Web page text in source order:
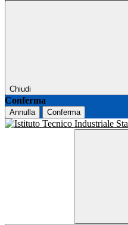
Chiudi
Conferma
Annulla Conferma